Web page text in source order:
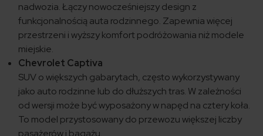
nadwozia. Łączy nowocześniejszy design z
funkcjonalnością auta rodzinnego. Zapewnia więcej
przestrzeni i wyższy komfort podróżowania niż modele
miejskie.
Chevrolet Captiva
SUV o większych gabarytach, często wykorzystywany
jako auto rodzinne lub do dłuższych tras. W zależności
od wersji może być wyposażony w napęd na cztery koła.
To model przystosowany do przewozu większej liczby
pasażerów i bagażu.